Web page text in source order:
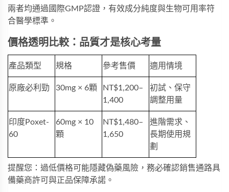
兩者均通過國際GMP認證，有效成分純度與生物可用率符
合醫學標準。
價格透明比較：品質才是核心考量
產品類型 規格 參考售價 適用情境
原廠必利勁 30mg × 6顆
NT$1,200–
1,400
初試、保守
調整用量
印度Poxet-
60
60mg × 10
顆
NT$1,480–
1,650
進階需求、
長期使用規
劃
提醒您：過低價格可能隱藏偽藥風險，務必確認銷售通路具
備藥商許可與正品保障承諾。